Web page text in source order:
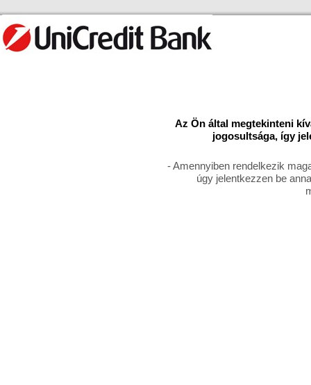
Az Ön által megtekinteni
jogosultsága, így
- Amennyiben rendelkezik
úgy jelentkezzen be